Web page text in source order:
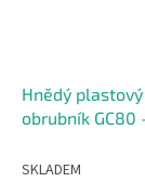
Hnědý
obrubník GC80
SKLADEM